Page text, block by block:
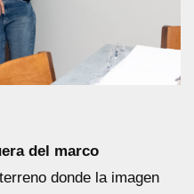
del marco
donde la imagen